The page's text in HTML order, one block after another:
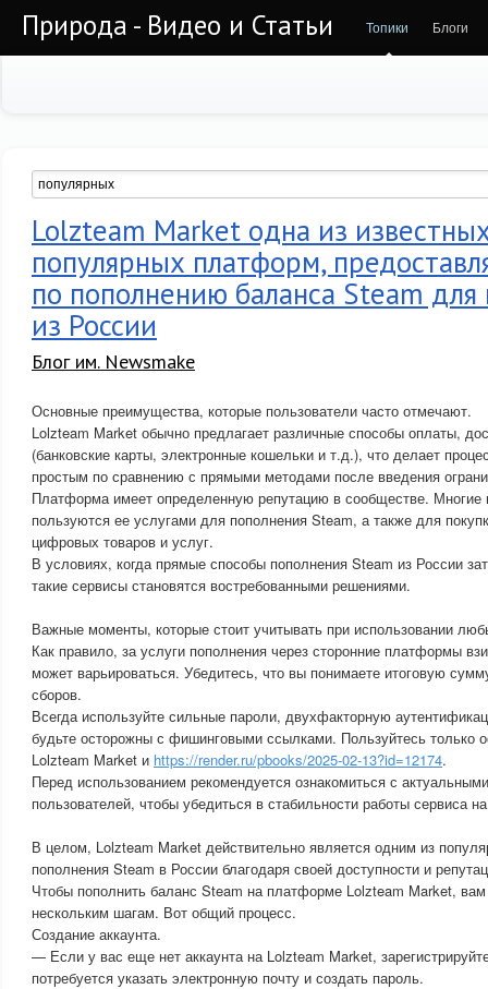
Природа - Видео и Статьи Топики Блоги
Lolzteam Market одна из
популярных платформ,
по пополнению баланса Steam для
из России
Блог им. Newsmake
Основные преимущества, которые пользователи часто отмечают.
Lolzteam Market обычно предлагает различные способы оплаты,
(банковские карты, электронные кошельки и т.д.), что делает
простым по сравнению с прямыми методами после введения
Платформа имеет определенную репутацию в сообществе. Многие
пользуются ее услугами для пополнения Steam, а также для
цифровых товаров и услуг.
В условиях, когда прямые способы пополнения Steam из России
такие сервисы становятся востребованными решениями.
Важные моменты, которые стоит учитывать при использовании
Как правило, за услуги пополнения через сторонние платформы
может варьироваться. Убедитесь, что вы понимаете итоговую
сборов.
Всегда используйте сильные пароли, двухфакторную
будьте осторожны с фишинговыми ссылками. Пользуйтесь только
Lolzteam Market и https://render.ru/pbooks/2025-02-13?id=12174.
Перед использованием рекомендуется ознакомиться с
пользователей, чтобы убедиться в стабильности работы сервиса
В целом, Lolzteam Market действительно является одним из
пополнения Steam в России благодаря своей доступности и
Чтобы пополнить баланс Steam на платформе Lolzteam Market,
нескольким шагам. Вот общий процесс.
Создание аккаунта.
— Если у вас еще нет аккаунта на Lolzteam Market,
потребуется указать электронную почту и создать пароль.